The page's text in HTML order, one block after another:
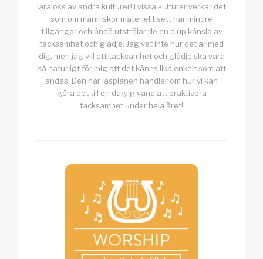
lära oss av andra kulturer! I vissa kulturer verkar det
som om människor materiellt sett har mindre
tillgångar och ändå utstrålar de en djup känsla av
tacksamhet och glädje. Jag vet inte hur det är med
dig, men jag vill att tacksamhet och glädje ska vara
så naturligt för mig att det känns lika enkelt som att
andas. Den här läsplanen handlar om hur vi kan
göra det till en daglig vana att praktisera
tacksamhet under hela året!